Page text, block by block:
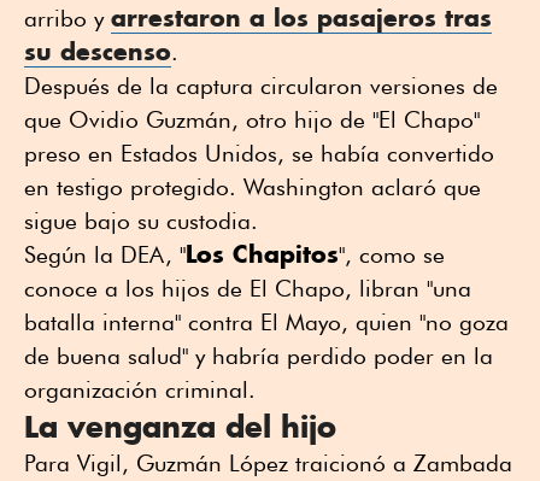
arribo y arrestaron a los pasajeros tras
su descenso.
Después de la captura circularon versiones de
que Ovidio Guzmán, otro hijo de "El Chapo"
preso en Estados Unidos, se había convertido
en testigo protegido. Washington aclaró que
sigue bajo su custodia.
Según la DEA, "Los Chapitos", como se
conoce a los hijos de El Chapo, libran "una
batalla interna" contra El Mayo, quien "no goza
de buena salud" y habría perdido poder en la
organización criminal.
La venganza del hijo
Para Vigil, Guzmán López traicionó a Zambada